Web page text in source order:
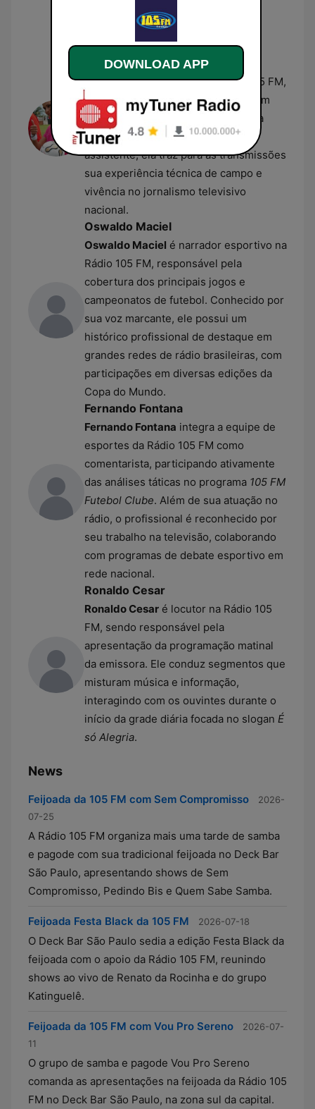
Transamérica antes de assumir seu
papel atual.
Ana Paula Oliveira
Ana Paula Oliveiraatua como
comentarista esportiva na Rádio 105 FM,
sendo a primeira mulher a ocupar um
cargo fixo na equipe de esportes da
emissora. Jornalista e ex-árbitra
assistente, ela traz para as transmissões
sua experiência técnica de campo e
vivência no jornalismo televisivo
nacional.
Oswaldo Maciel
Oswaldo Maciel é narrador esportivo na
Rádio 105 FM, responsável pela
cobertura dos principais jogos e
campeonatos de futebol. Conhecido por
sua voz marcante, ele possui um
histórico profissional de destaque em
grandes redes de rádio brasileiras, com
participações em diversas edições da
Copa do Mundo.
Fernando Fontana
Fernando Fontana integra a equipe de
esportes da Rádio 105 FM como
comentarista, participando ativamente
das análises táticas no programa 105 FM
Futebol Clube. Além de sua atuação no
rádio, o profissional é reconhecido por
seu trabalho na televisão, colaborando
com programas de debate esportivo em
rede nacional.
Ronaldo Cesar
Ronaldo Cesar é locutor na Rádio 105
FM, sendo responsável pela
apresentação da programação matinal
da emissora. Ele conduz segmentos que
misturam música e informação,
interagindo com os ouvintes durante o
início da grade diária focada no slogan É
só Alegria.
News
Feijoada da 105 FM com Sem Compromisso
2026-
07-25
A Rádio 105 FM organiza mais uma tarde de samba
e pagode com sua tradicional feijoada no Deck Bar
São Paulo, apresentando shows de Sem
Compromisso, Pedindo Bis e Quem Sabe Samba.
Feijoada Festa Black da 105 FM 2026-07-18
O Deck Bar São Paulo sedia a edição Festa Black da
feijoada com o apoio da Rádio 105 FM, reunindo
shows ao vivo de Renato da Rocinha e do grupo
Katinguelê.
Feijoada da 105 FM com Vou Pro Sereno
2026-07-
11
O grupo de samba e pagode Vou Pro Sereno
comanda as apresentações na feijoada da Rádio 105
FM no Deck Bar São Paulo, na zona sul da capital.
DOWNLOAD APP